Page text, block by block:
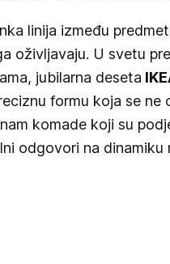
linija između
oživljavaju. U svetu
jubilarna deseta
formu koja se ne
komade koji su
odgovori na dinamiku